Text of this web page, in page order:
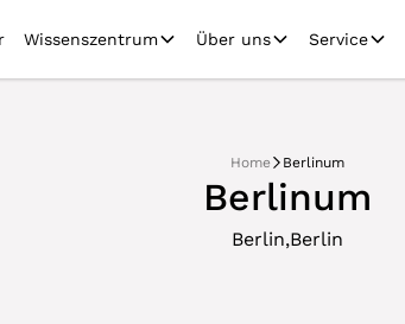
Wissenszentrum Über uns Service
Home Berlinum
Berlinum
Berlin,Berlin